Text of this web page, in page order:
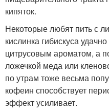
кипяток.
Некоторые любят пить с
кислинка гибискуса
цитрусовым ароматом, а
ложечкой меда или
по утрам тоже весьма
кофеин способствует
эффект усиливает.